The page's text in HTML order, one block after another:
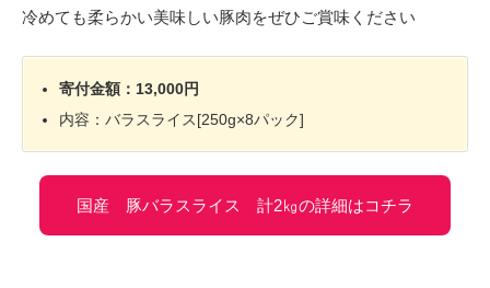
冷めても柔らかい美味しい豚肉をぜひご賞味ください
寄付金額：13,000円
内容：バラスライス[250g×8パック]
国産 豚バラスライス 計2㎏の詳細はコチラ